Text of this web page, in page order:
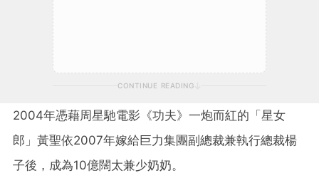
CONTINUE READING
2004年憑藉周星馳電影《功夫》一炮而紅的「星女
郎」黃聖依2007年嫁給巨力集團副總裁兼執行總裁楊
子後，成為10億闊太兼少奶奶。